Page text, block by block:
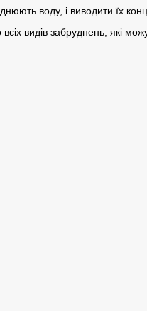
воду, і виводити їх
видів забруднень, які